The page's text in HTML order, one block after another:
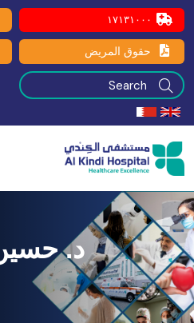
١٧١٣١٠٠٠
حقوق المريض
د.